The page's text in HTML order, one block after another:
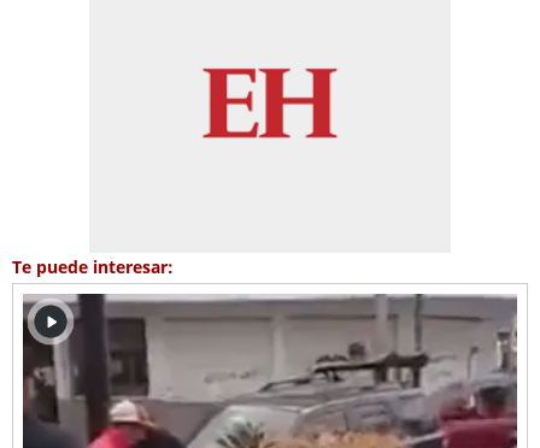
Te puede interesar: